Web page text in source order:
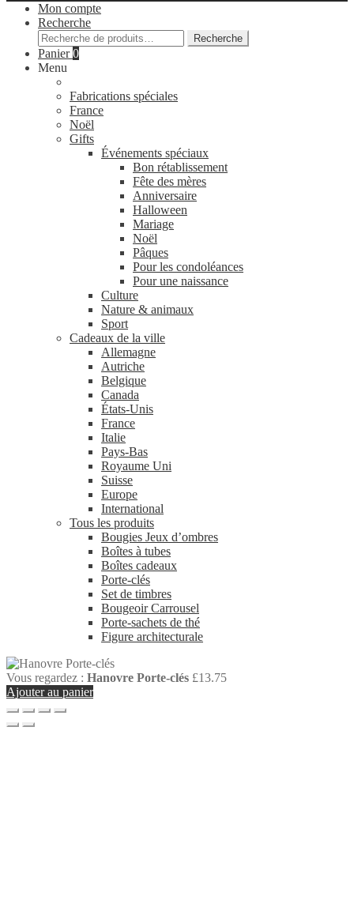
Mon compte
Recherche
Recherche
pour :
Recherche
Panier0
Menu
Fabrications spéciales
France
Noël
Gifts
Événements spéciaux
Bon rétablissement
Fête des mères
Anniversaire
Halloween
Mariage
Noël
Pâques
Pour les condoléances
Pour une naissance
Culture
Nature & animaux
Sport
Cadeaux de la ville
Allemagne
Autriche
Belgique
Canada
États-Unis
France
Italie
Pays-Bas
Royaume Uni
Suisse
Europe
International
Tous les produits
Bougies Jeux d’ombres
Boîtes à tubes
Boîtes cadeaux
Porte-clés
Set de timbres
Bougeoir Carrousel
Porte-sachets de thé
Figure architecturale
Vous regardez : Hanovre Porte-clés £13.75
Ajouter au panier